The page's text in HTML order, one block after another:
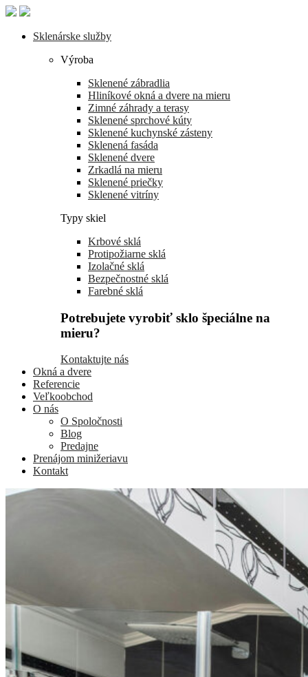
Skip
Sklenárske služby
Výroba
Sklenené zábradlia
Hliníkové okná a dvere na mieru
Zimné záhrady a terasy
Sklenené sprchové kúty
Sklenené kuchynské zásteny
Sklenená fasáda
Sklenené dvere
Zrkadlá na mieru
Sklenené priečky
Sklenené vitríny
Typy skiel
Krbové sklá
Protipožiarne sklá
Izolačné sklá
Bezpečnostné sklá
Farebné sklá
Potrebujete vyrobiť sklo špeciálne na
mieru?
Kontaktujte nás
Okná a dvere
Referencie
Veľkoobchod
O nás
O Spoločnosti
Blog
Predajne
Prenájom minižeriavu
Kontakt